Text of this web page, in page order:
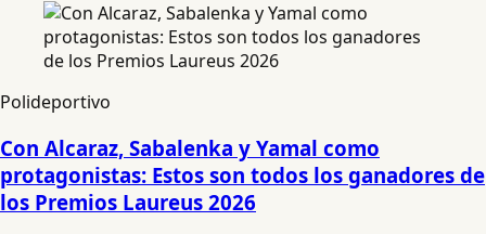
Polideportivo
Con Alcaraz, Sabalenka y Yamal como
protagonistas: Estos son todos los ganadores de
los Premios Laureus 2026